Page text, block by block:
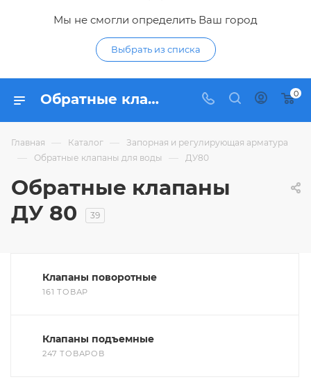
Мы не смогли определить Ваш город
Выбрать из списка
Обратные клапаны для воды ДУ 80 - купить обратный клапан ДУ80 (DN 80) по низким ценам в интернет-магазине Гидропромтехника в Курске 0
Главная — Каталог — Запорная и регулирующая арматура
— Обратные клапаны для воды — ДУ80
Обратные клапаны
ДУ 80
39
Клапаны поворотные
161 ТОВАР
Клапаны подъемные
247 ТОВАРОВ